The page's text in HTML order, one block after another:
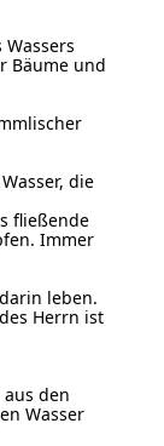
Bäume und
die
fließende
Immer
leben.
Herrn ist
den
Wasser